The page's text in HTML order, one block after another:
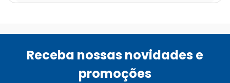
Receba nossas novidades e
promoções